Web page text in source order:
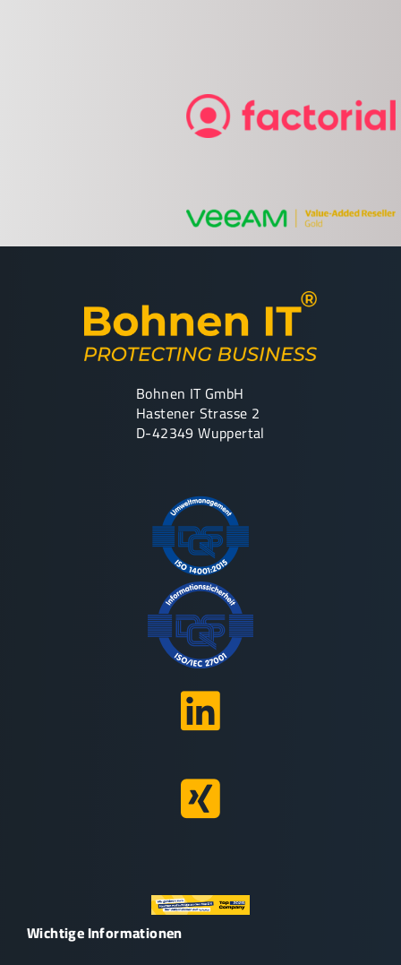
Bohnen IT GmbH
Hastener Strasse 2
D-42349 Wuppertal
Wichtige Informationen